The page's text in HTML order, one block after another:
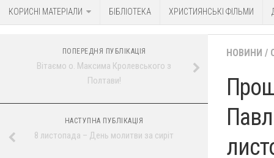
КОРИСНІ МАТЕРІАЛИ БІБЛІОТЕКА ХРИСТИЯНСЬКІ ФІЛЬМИ
НОВИНИ /
ПОПЕРЕДНЯ ПУБЛІКАЦІЯ
Вітаємо о. Максима Кролевського з
Полтави!
НАСТУПНА ПУБЛІКАЦІЯ
8 листопада – День молитви за сиріт